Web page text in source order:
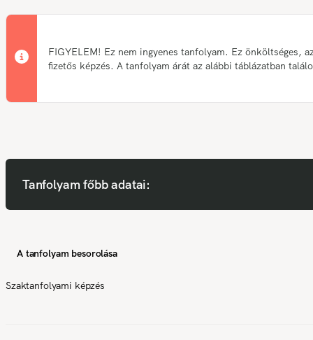
FIGYELEM! Ez nem ingyenes tanfolyam. Ez önköltséges,
fizetős képzés. A tanfolyam árát az alábbi táblázatban
Tanfolyam főbb adatai:
A tanfolyam besorolása
Szaktanfolyami képzés